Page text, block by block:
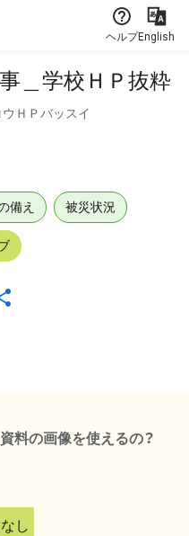
ヘルプEnglish
＿学校ＨＰ抜粋
ＨＰバッスイ
備え 被災状況
料の画像を使えるの？
し